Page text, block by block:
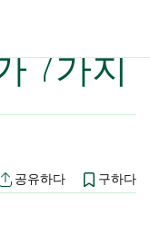
7가지
공유하다
구하다